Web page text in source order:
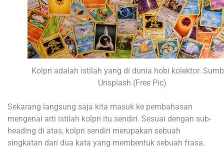
Kolpri adalah istilah yang di dunia hobi kolektor.
Unsplash (Free Pic)
Sekarang langsung saja kita masuk ke pembahasan
mengenai arti istilah kolpri itu sendiri. Sesuai dengan sub-
heading di atas, kolpri sendiri merupakan sebuah
singkatan dari dua kata yang membentuk sebuah frasa.